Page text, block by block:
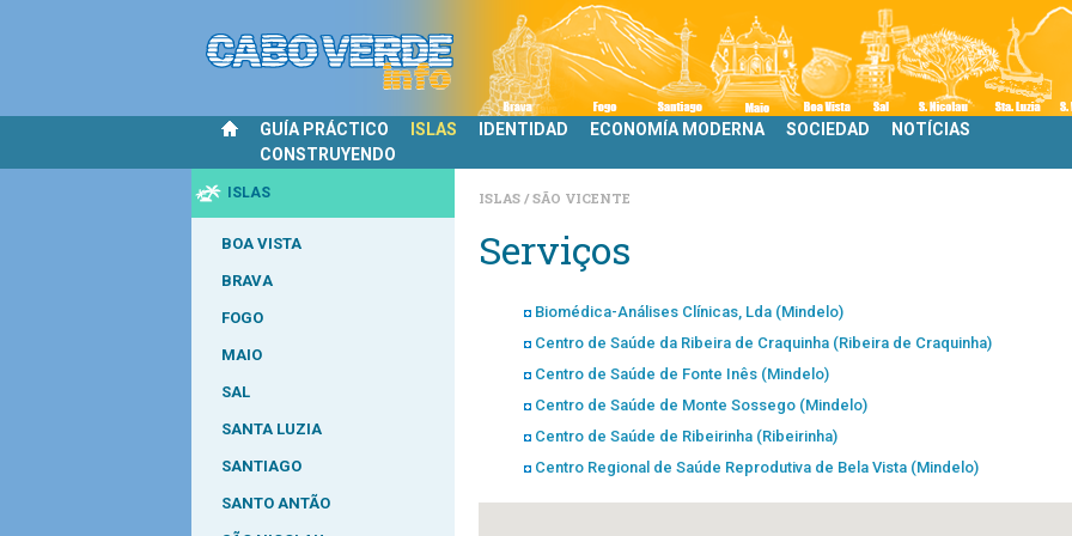
GUÍA PRÁCTICO ISLAS IDENTIDAD ECONOMÍA MODERNA SOCIEDAD
NOTÍCIAS
CONSTRUYENDO
ISLAS
BOA VISTA
BRAVA
FOGO
MAIO
SAL
SANTA LUZIA
SANTIAGO
SANTO ANTÃO
ISLAS SÃO VICENTE
Serviços
Biomédica-Análises Clínicas, Lda (Mindelo)
Centro de Saúde da Ribeira de Craquinha (Ribeira de Craquinha)
Centro de Saúde de Fonte Inês (Mindelo)
Centro de Saúde de Monte Sossego (Mindelo)
Centro de Saúde de Ribeirinha (Ribeirinha)
Centro Regional de Saúde Reprodutiva de Bela Vista (Mindelo)
Centro Terapeuta de Ocupação (Mindelo)